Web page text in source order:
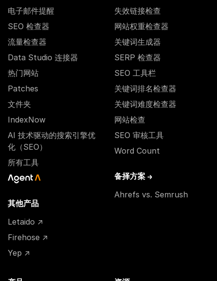
电子邮件提醒
SEO 检查器
流量检查器
Data Studio 连接器
热门网站
Patches
文件夹
IndexNow
AI 技术驱动的搜索引擎优
化（SEO）
所有工具
其他产品
Letaido ↗
Firehose ↗
Yep ↗
失效链接检查
网站权重检查器
关键词生成器
SERP 检查器
SEO 工具栏
关键词排名检查器
关键词难度检查器
网站检查
SEO 审核工具
Word Count
备择方案 →
Ahrefs vs. Semrush